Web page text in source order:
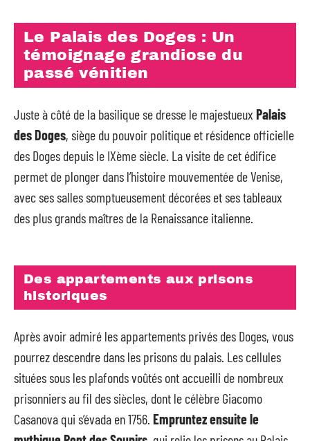
Le Palais des Doges : Un
témoignage grandiose du
passé vénitien
Juste à côté de la basilique se dresse le majestueux Palais
des Doges, siège du pouvoir politique et résidence officielle
des Doges depuis le IXème siècle. La visite de cet édifice
permet de plonger dans l’histoire mouvementée de Venise,
avec ses salles somptueusement décorées et ses tableaux
des plus grands maîtres de la Renaissance italienne.
Des appartements aux prisons
historiques
Après avoir admiré les appartements privés des Doges, vous
pourrez descendre dans les prisons du palais. Les cellules
situées sous les plafonds voûtés ont accueilli de nombreux
prisonniers au fil des siècles, dont le célèbre Giacomo
Casanova qui s’évada en 1756. Empruntez ensuite le